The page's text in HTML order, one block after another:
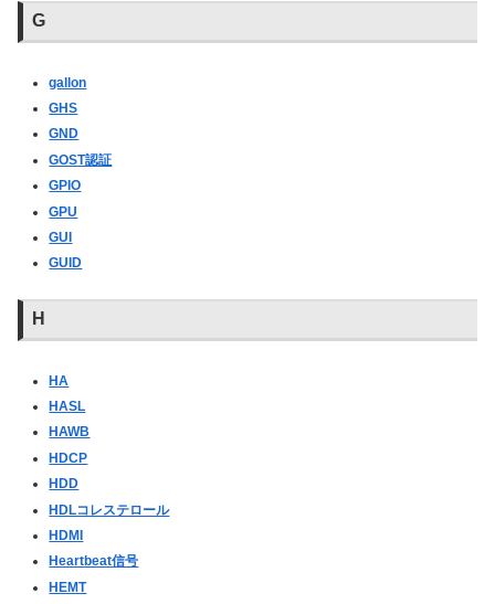
G
gallon
GHS
GND
GOST認証
GPIO
GPU
GUI
GUID
H
HA
HASL
HAWB
HDCP
HDD
HDLコレステロール
HDMI
Heartbeat信号
HEMT